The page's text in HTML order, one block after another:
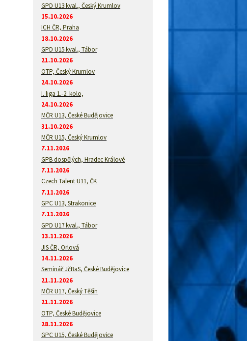
GPD U13 kval., Český Krumlov
15.10.2026
ICH ČR, Praha
18.10.2026
GPD U15 kval., Tábor
21.10.2026
OTP, Český Krumlov
24.10.2026
I. liga 1.-2. kolo,
24.10.2026
MČR U13, České Budějovice
31.10.2026
MČR U15, Český Krumlov
7.11.2026
GPB dospělých, Hradec Králové
7.11.2026
Czech Talent U11, ČK
7.11.2026
GPC U13, Strakonice
7.11.2026
GPD U17 kval., Tábor
13.11.2026
JIS ČR, Orlová
14.11.2026
Seminář JčBaS, České Budějovice
21.11.2026
MČR U17, Český Těšín
21.11.2026
OTP, České Budějovice
28.11.2026
GPC U15, České Budějovice